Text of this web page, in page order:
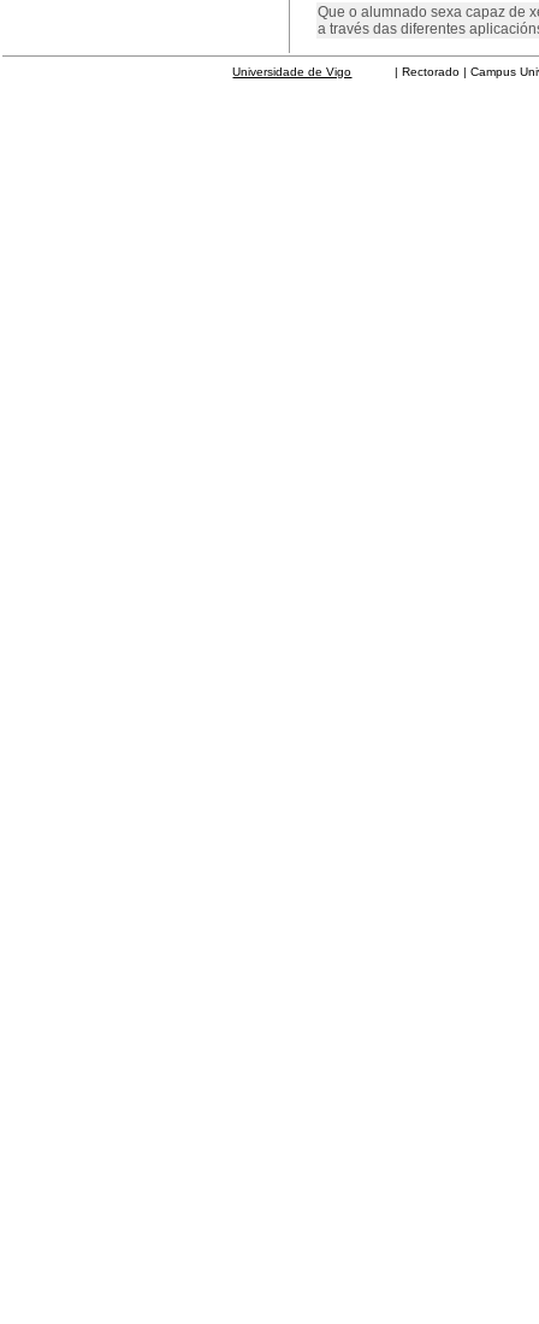
Que o alumnado sexa capaz de
a través das diferentes
Universidade de Vigo | Rectorado | Campus